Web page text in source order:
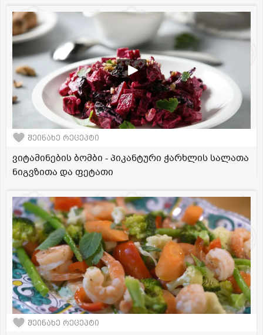
შეინახე რეცეპტი
ვიტამინების ბომბი - პიკანტური ჭარხლის სალათა
ნიგვზითა და ფეტათი
შეინახე რეცეპტი